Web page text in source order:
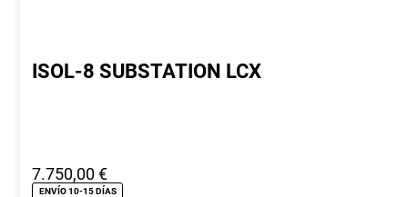
ISOL-8 SUBSTATION LCX
7.750,00€
ENVÍO 10-15 DÍAS